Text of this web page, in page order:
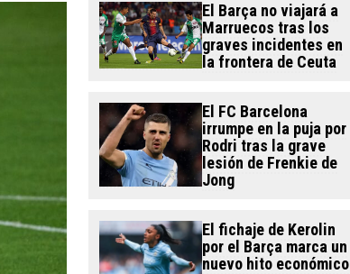
El Barça no viajará a
Marruecos tras los
graves incidentes en
la frontera de Ceuta
El FC Barcelona
irrumpe en la puja por
Rodri tras la grave
lesión de Frenkie de
Jong
El fichaje de Kerolin
por el Barça marca un
nuevo hito económico